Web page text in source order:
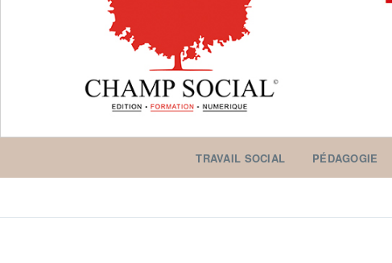
TRAVAIL SOCIAL PÉDAGOGIE